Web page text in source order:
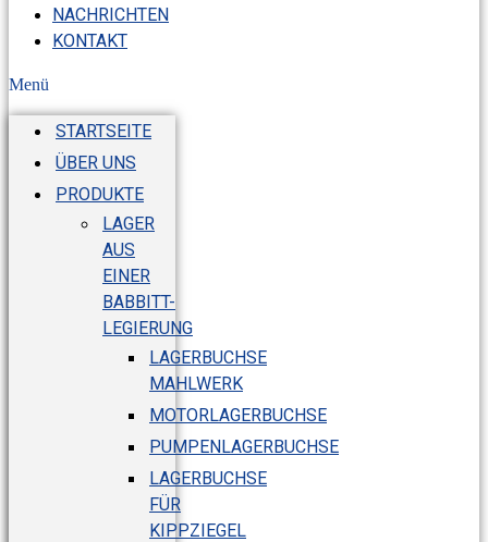
NACHRICHTEN
KONTAKT
Menü
STARTSEITE
ÜBER UNS
PRODUKTE
LAGER
AUS
EINER
BABBITT-
LEGIERUNG
LAGERBUCHSE
MAHLWERK
MOTORLAGERBUCHSE
PUMPENLAGERBUCHSE
LAGERBUCHSE
FÜR
KIPPZIEGEL